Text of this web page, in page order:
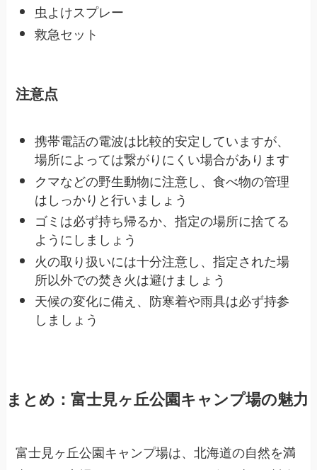
虫よけスプレー
救急セット
注意点
携帯電話の電波は比較的安定していますが、
場所によっては繋がりにくい場合があります
クマなどの野生動物に注意し、食べ物の管理
はしっかりと行いましょう
ゴミは必ず持ち帰るか、指定の場所に捨てる
ようにしましょう
火の取り扱いには十分注意し、指定された場
所以外での焚き火は避けましょう
天候の変化に備え、防寒着や雨具は必ず持参
しましょう
まとめ：富士見ヶ丘公園キャンプ場の魅力
富士見ヶ丘公園キャンプ場は、北海道の自然を満